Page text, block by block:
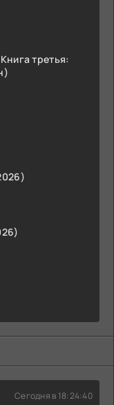
третья:
Сегодня в 18:24:40